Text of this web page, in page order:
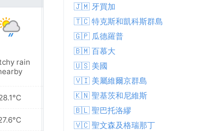
rain
Patchy rain
nearby
28.0°C
27.6°C
🇯🇲 牙買加
🇹🇨 特克斯和凱科斯群島
🇬🇵 瓜德羅普
🇧🇲 百慕大
🇺🇸 美國
🇻🇮 美屬維爾京群島
🇰🇳 聖基茨和尼維斯
🇧🇱 聖巴托洛繆
🇻🇨 聖文森及格瑞那丁